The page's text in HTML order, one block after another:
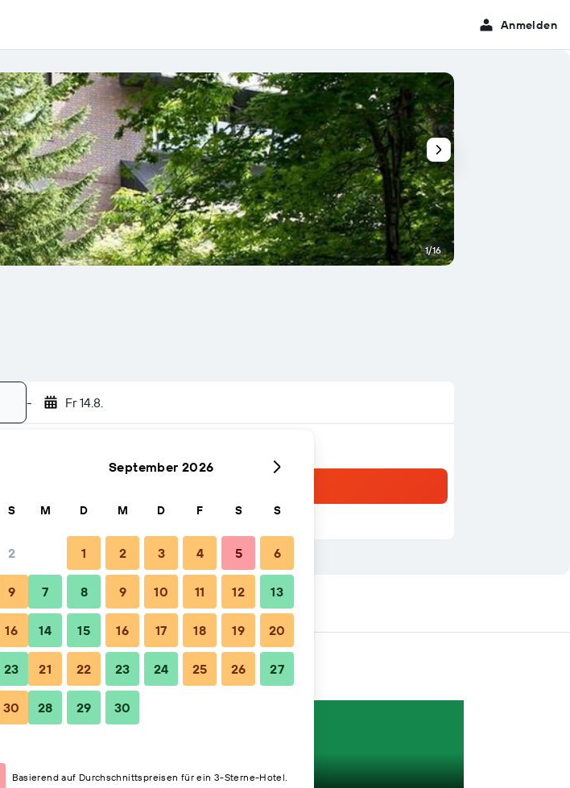
Anmelden
- Fr 14.8.
1/16
Unterkünfte in der Nähe
Kartenansicht
S
2
9
16
23
30
September 2026
M D M D F S S
1 2 3 4 5 6
7 8 9 10 11 12 13
14 15 16 17 18 19 20
21 22 23 24 25 26 27
28 29 30
Basierend auf Durchschnittspreisen für ein 3-Sterne-Hotel.